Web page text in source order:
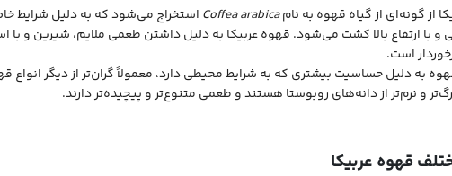
از گونه‌ای از گیاه قهوه به نامCoffea arabica استخراج می‌شود که به دلیل شرایط
با ارتفاع بالا کشت می‌شود. قهوه عربیکا به دلیل داشتن طعمی ملایم، شیرین و با
است.
به دلیل حساسیت بیشتری که به شرایط محیطی دارد، معمولاً گران‌تر از دیگر انواع
و نرم‌تر از دانه‌های روبوستا هستند و طعمی متنوع‌تر و پیچیده‌تر دارند.
قهوه عربیکا